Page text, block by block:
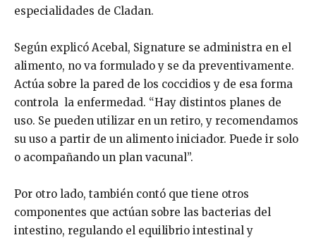
especialidades de Cladan.
Según explicó Acebal, Signature se administra en el
alimento, no va formulado y se da preventivamente.
Actúa sobre la pared de los coccidios y de esa forma
controla la enfermedad. “Hay distintos planes de
uso. Se pueden utilizar en un retiro, y recomendamos
su uso a partir de un alimento iniciador. Puede ir solo
o acompañando un plan vacunal”.
Por otro lado, también contó que tiene otros
componentes que actúan sobre las bacterias del
intestino, regulando el equilibrio intestinal y